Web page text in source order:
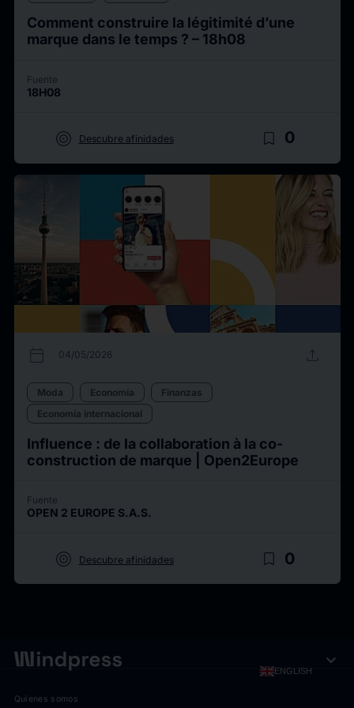
Comment construire la légitimité d’une
marque dans le temps ? – 18h08
Fuente
18H08
target Descubre afinidades bookmark_border 0
calendar_today 04/05/2026 upload
Moda Economía
Finanzas
Economía internacional
Influence : de la collaboration à la co-
construction de marque | Open2Europe
Fuente
OPEN 2 EUROPE S.A.S.
target Descubre afinidades bookmark_border 0
ENGLISH expand_more
Quienes somos